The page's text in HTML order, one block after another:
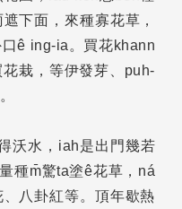
下面，來種寡花草，
ê ing-ia。買花khann
栽，等伊發芽、puh-
沃水，iah是出門幾若
種m̄驚ta塗ê花草，ná
八卦紅等。頂年歇熱